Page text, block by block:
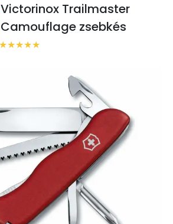
Victorinox Trailmaster
Camouflage zsebkés